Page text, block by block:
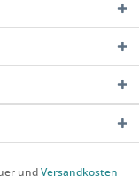
undVersandkosten